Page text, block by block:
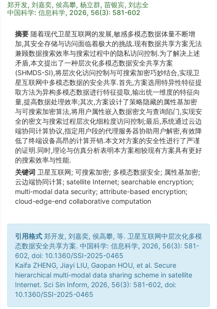
郑开发, 刘嘉奕, 侯高攀, 杨立群, 苗银宾, 刘志全
中国科学: 信息科学, 2026, 56(3): 581-602
摘要 随着现代卫星互联网的发展,敏感多模态数据体量不断增
加,其安全存储与访问面临着极大的挑战.现有数据共享方案无法
兼顾数据搜索效率与搜索过程中的隐私访问控制.为了解决上述
矛盾,本文提出了一种层次化多模态数据安全共享方案
(SHMDS-SI),将层次化访问控制与可搜索加密巧妙结合,实现卫
星互联网中多模态数据的安全共享.首先,方案选用特异性特征提
取方法为异构多模态数据进行特征提取,输出统一维度的特征向
量,提高数据处理效率;其次,方案设计了策略隐藏的属性基加密
与可搜索加密算法,将用户属性嵌入数据密文与查询陷门,实现安
全的密文与搜索过程层次化细粒度访问控制;最后,系统通过云边
端协同计算协议,指定用户段的代理服务器协助用户解密,有效降
低了终端设备高昂的计算开销.本文对方案的安全性进行了严谨
的证明.同时,理论与仿真分析表明本方案相较现有方案具有更好
的搜索效率与性能.
关键词 卫星互联网; 可搜索加密; 多模态数据安全; 属性基加密;
云边端协同计算; satellite Internet; searchable encryption;
multi-modal data security; attribute-based encryption;
cloud-edge-end collaborative computation
引用格式 郑开发, 刘嘉奕, 侯高攀, 等. 卫星互联网中层次化多模
态数据安全共享方案. 中国科学: 信息科学, 2026, 56(3): 581-
602, doi: 10.1360/SSI-2025-0465
Kaifa ZHENG, Jiayi LIU, Gaopan HOU, et al. Secure
hierarchical multi-modal data sharing scheme in satellite
Internet. Sci Sin Inform, 2026, 56(3): 581-602, doi:
10.1360/SSI-2025-0465